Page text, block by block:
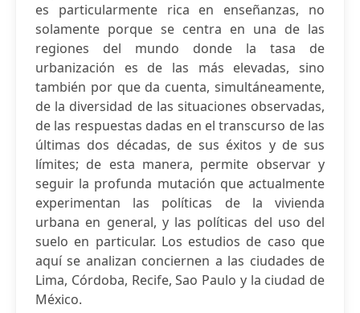
es particularmente rica en enseñanzas, no
solamente porque se centra en una de las
regiones del mundo donde la tasa de
urbanización es de las más elevadas, sino
también por que da cuenta, simultáneamente,
de la diversidad de las situaciones observadas,
de las respuestas dadas en el transcurso de las
últimas dos décadas, de sus éxitos y de sus
límites; de esta manera, permite observar y
seguir la profunda mutación que actualmente
experimentan las políticas de la vivienda
urbana en general, y las políticas del uso del
suelo en particular. Los estudios de caso que
aquí se analizan conciernen a las ciudades de
Lima, Córdoba, Recife, Sao Paulo y la ciudad de
México.